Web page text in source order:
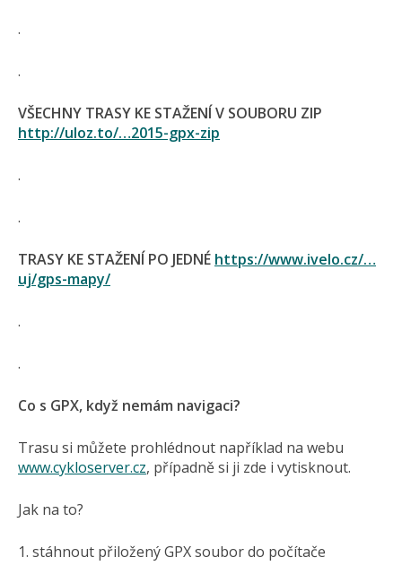
.
.
VŠECHNY TRASY KE STAŽENÍ V SOUBORU ZIP
http://uloz.to/…2015-gpx-zip
.
.
TRASY KE STAŽENÍ PO JEDNÉ https://www.ivelo.cz/…
uj/gps-mapy/
.
.
Co s GPX, když nemám navigaci?
Trasu si můžete prohlédnout například na webu
www.cykloserver.cz, případně si ji zde i vytisknout.
Jak na to?
1. stáhnout přiložený GPX soubor do počítače